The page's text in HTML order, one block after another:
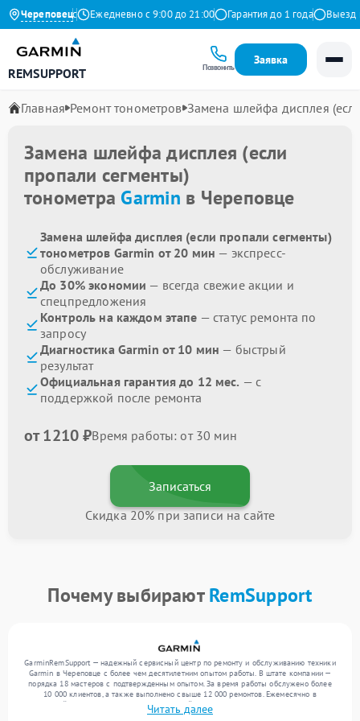
Череповец
4.9 на Яндекс Ежедневно с 9:00 до 21:00 Гарантия до 1 года Выезд
REMSUPPORT Позвонить
Заявка
Главная Ремонт тонометров Замена шлейфа дисплея
Замена шлейфа дисплея (если
пропали сегменты)
тонометра Garmin в Череповце
Замена шлейфа дисплея (если пропали сегменты)
тонометров Garmin от 20 мин — экспресс-
обслуживание
До 30% экономии — всегда свежие акции и
спецпредложения
Контроль на каждом этапе — статус ремонта по
запросу
Диагностика Garmin от 10 мин — быстрый
результат
Официальная гарантия до 12 мес. — с
поддержкой после ремонта
от 1210 ₽Время работы: от 30 мин
Записаться
Скидка 20% при записи на сайте
Почему выбираютRemSupport
GarminRemSupport — надежный сервисный центр по ремонту и обслуживанию техники
Garmin в Череповце с более чем десятилетним опытом работы. В штате компании —
порядка 18 мастеров с подтвержденным опытом. За время работы обслужено более
10 000 клиентов, а также выполнено свыше 12 000 ремонтов. Ежемесячно в
сервисный центр поступает более 300 устройств, включая , , . Мы выполняем ремонт
различного уровня сложности и обеспечиваем надежный результат благодаря
Читать далее